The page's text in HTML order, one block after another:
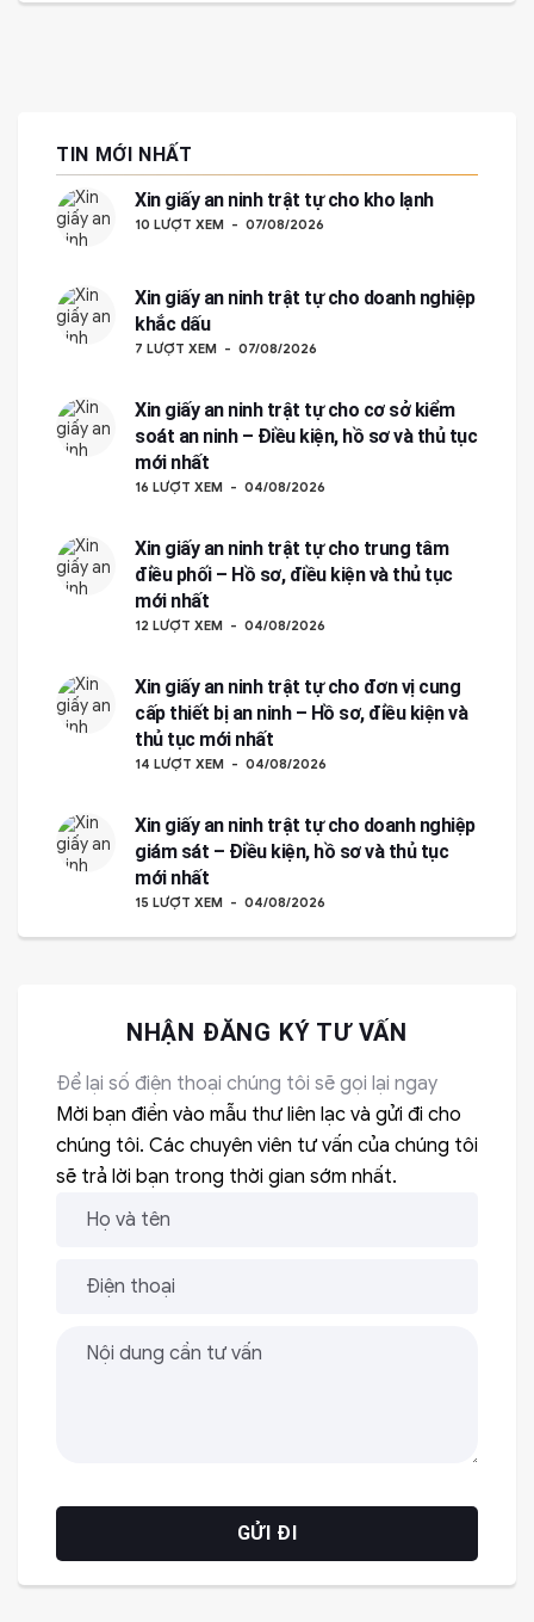
TIN MỚI NHẤT
Xin giấy an ninh trật tự cho kho lạnh
10 LƯỢT XEM 07/08/2026
Xin giấy an ninh trật tự cho doanh nghiệp
khắc dấu
7 LƯỢT XEM 07/08/2026
Xin giấy an ninh trật tự cho cơ sở kiểm
soát an ninh – Điều kiện, hồ sơ và thủ tục
mới nhất
16 LƯỢT XEM 04/08/2026
Xin giấy an ninh trật tự cho trung tâm
điều phối – Hồ sơ, điều kiện và thủ tục
mới nhất
12 LƯỢT XEM 04/08/2026
Xin giấy an ninh trật tự cho đơn vị cung
cấp thiết bị an ninh – Hồ sơ, điều kiện và
thủ tục mới nhất
14 LƯỢT XEM 04/08/2026
Xin giấy an ninh trật tự cho doanh nghiệp
giám sát – Điều kiện, hồ sơ và thủ tục
mới nhất
15 LƯỢT XEM 04/08/2026
NHẬN ĐĂNG KÝ TƯ VẤN
Để lại số điện thoại chúng tôi sẽ gọi lại ngay
Mời bạn điền vào mẫu thư liên lạc và gửi đi cho
chúng tôi. Các chuyên viên tư vấn của chúng tôi
sẽ trả lời bạn trong thời gian sớm nhất.